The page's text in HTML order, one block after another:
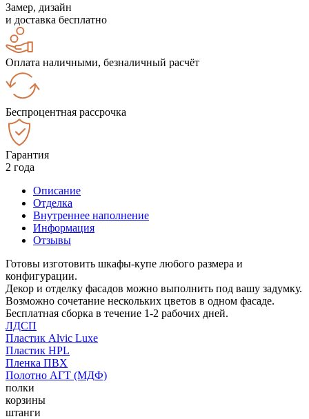
Замер, дизайн
и доставка бесплатно
Оплата наличными, безналичный расчёт
Беспроцентная рассрочка
Гарантия
2 года
Описание
Отделка
Внутреннее наполнение
Информация
Отзывы
Готовы изготовить шкафы-купе любого размера и
конфигурации.
Декор и отделку фасадов можно выполнить под вашу задумку.
Возможно сочетание нескольких цветов в одном фасаде.
Бесплатная сборка в течение 1-2 рабочих дней.
ЛДСП
Пластик Alvic Luxe
Пластик HPL
Пленка ПВХ
Полотно АГТ (МДФ)
полки
корзины
штанги